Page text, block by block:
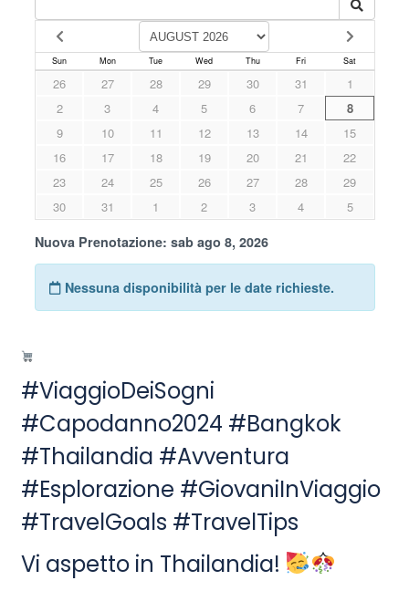
#ViaggioDeiSogni
#Capodanno2024 #Bangkok
#Thailandia #Avventura
#Esplorazione #GiovaniInViaggio
#TravelGoals #TravelTips
Vi aspetto in Thailandia!